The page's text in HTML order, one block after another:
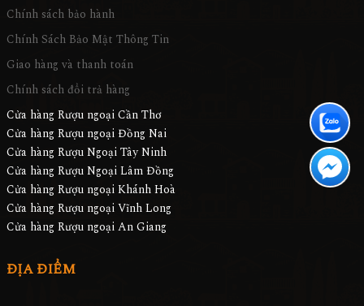
Chính sách bảo hành
Chính Sách Bảo Mật Thông Tin
Giao hàng và thanh toán
Chính sách đổi trả hàng
Cửa hàng Rượu ngoại Cần Thơ
Cửa hàng Rượu ngoại Đồng Nai
Cửa hàng Rượu Ngoại Tây Ninh
Cửa hàng Rượu Ngoại Lâm Đồng
Cửa hàng Rượu ngoại Khánh Hoà
Cửa hàng Rượu ngoại Vĩnh Long
Cửa hàng Rượu ngoại An Giang
ĐỊA ĐIỂM